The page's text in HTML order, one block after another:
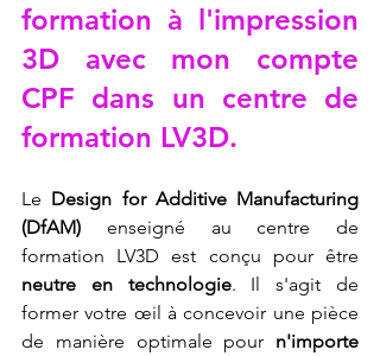
formation à l'impression
3D avec mon compte
CPF dans un centre de
formation LV3D.
Le Design for Additive Manufacturing
(DfAM) enseigné au centre de
neutre en technologie. Il s'agit de
former votre œil à concevoir une pièce
de manière optimale pour n'importe